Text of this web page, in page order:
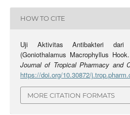
HOW TO CITE
Uji Aktivitas Antibakteri dari
(Goniothalamus Macrophyllus
Journal of Tropical Pharmacy and
https://doi.org/10.30872/
MORE CITATION FORMATS